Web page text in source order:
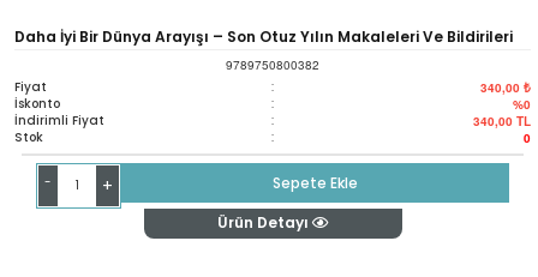
Daha İyi Bir Dünya Arayışı – Son Otuz Yılın Makaleleri Ve Bildirileri
9789750800382
Fiyat : 340,00 ₺
İskonto : %0
İndirimli Fiyat : 340,00 TL
Stok : 0
- +
Sepete Ekle
Ürün Detayı